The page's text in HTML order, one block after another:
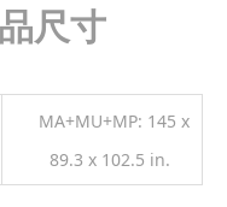
尺寸
MA+MU+MP: 145 x
89.3 x 102.5 in.